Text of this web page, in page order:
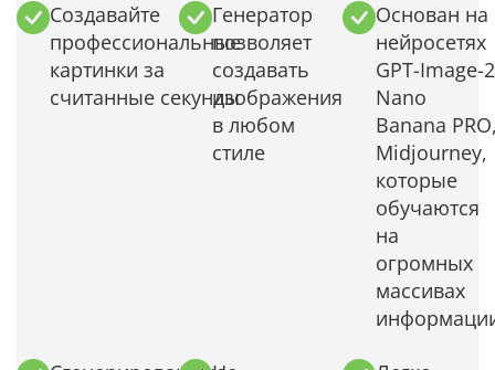
Создавайте
профессиональные
картинки за
считанные секунды
Генератор
позволяет
создавать
изображения
в любом
стиле
Основан на
нейросетях
GPT-Image-
Nano
Banana
Midjourney,
которые
обучаются
на
огромных
массивах